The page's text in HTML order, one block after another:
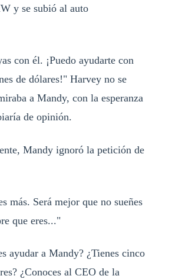
y se subió al auto
con él. ¡Puedo ayudarte con
de dólares!" Harvey no se
a Mandy, con la esperanza
de opinión.
Mandy ignoró la petición de
más. Será mejor que no sueñes
que eres..."
ayudar a Mandy? ¿Tienes cinco
¿Conoces al CEO de la